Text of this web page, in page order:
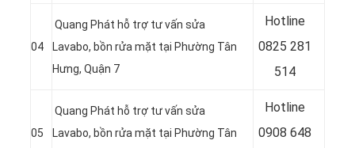
04
Quang Phát hỗ trợ tư vấn sửa
Lavabo, bồn rửa mặt tại Phường Tân
Hưng, Quận 7
Hotline
0825 281
514
05
Quang Phát hỗ trợ tư vấn sửa
Lavabo, bồn rửa mặt tại Phường Tân
Hotline
0908 648